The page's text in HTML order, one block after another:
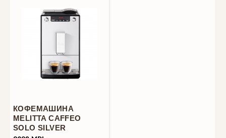
КОФЕМАШИНА
MELITTA CAFFEO
SOLO SILVER